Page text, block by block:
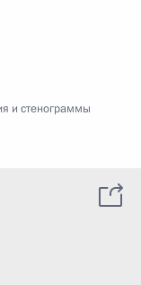
и стенограммы